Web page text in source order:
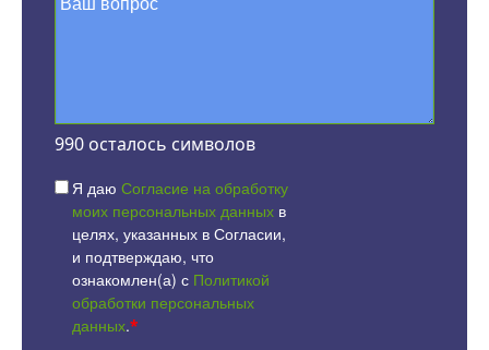
990 осталось символов
Я даю Согласие на обработку
моих персональных данных в
целях, указанных в Согласии,
и подтверждаю, что
ознакомлен(а) с Политикой
обработки персональных
данных.*